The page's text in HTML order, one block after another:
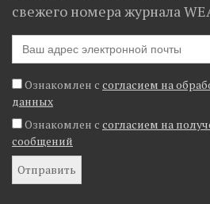
свежего номера журнала
Ознакомлен с согласием на
данных
Ознакомлен с согласием на
сообщений